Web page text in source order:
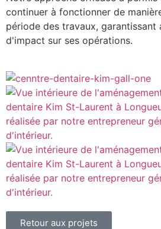
continuer à fonctionner de
période des travaux, garantissant
d'impact sur ses opérations.
Retour aux projets